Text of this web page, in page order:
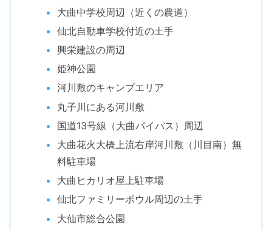
大曲中学校周辺（近くの農道）
仙北自動車学校付近の土手
興栄建設の周辺
姫神公園
河川敷のキャンプエリア
丸子川にある河川敷
国道13号線（大曲バイパス）周辺
大曲花火大橋上流右岸河川敷（川目南）無
料駐車場
大曲ヒカリオ屋上駐車場
仙北ファミリーボウル周辺の土手
大仙市総合公園